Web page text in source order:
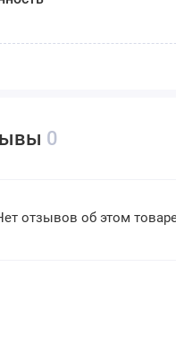
0
отзывов об этом